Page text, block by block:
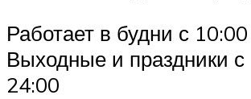
Работает в будни с
Выходные и праздники
24:00